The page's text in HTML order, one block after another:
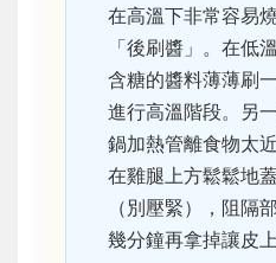
在高溫下非常容易
「後刷醬」。在低
含糖的醬料薄薄刷
進行高溫階段。另
鍋加熱管離食物太
在雞腿上方鬆鬆地
（別壓緊），阻隔
幾分鐘再拿掉讓皮上